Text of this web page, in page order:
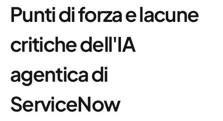
Punti di forza e lacune
critiche dell'IA
agentica di
ServiceNow